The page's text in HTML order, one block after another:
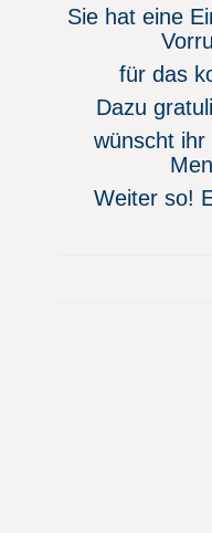
Sie hat eine
für das
Dazu
wünscht
Weiter so!